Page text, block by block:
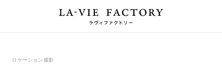
ロケーション撮影